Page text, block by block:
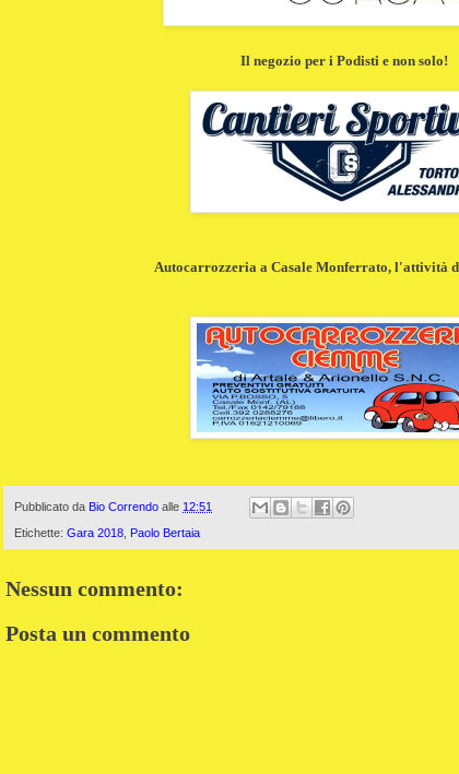
Il negozio per i Podisti e non solo!
Autocarrozzeria a Casale Monferrato, l'attività
Pubblicato da Bio Correndo alle 12:51
Etichette: Gara 2018 Paolo Bertaia
Nessun commento:
Posta un commento